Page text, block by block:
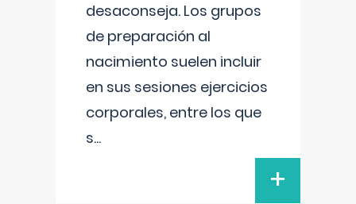
desaconseja. Los grupos
de preparación al
nacimiento suelen incluir
en sus sesiones ejercicios
corporales, entre los que
s...
+